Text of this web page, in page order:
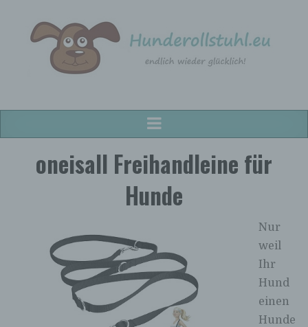
Hunderollstuhl.eu
oneisall Freihandleine für
Hunde
Nur
weil
Ihr
Hund
einen
Hunde